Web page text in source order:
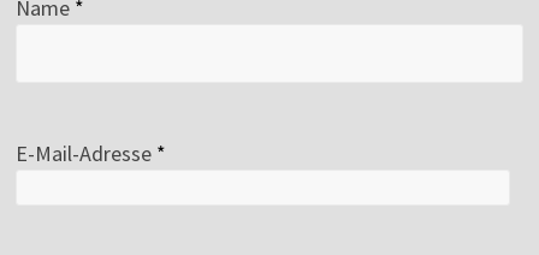
Name *
E-Mail-Adresse *